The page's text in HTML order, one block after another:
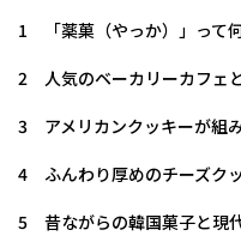
1
「薬菓（やっか）」って
2
人気のベーカリーカフェ
3
アメリカンクッキーが組
4
ふんわり厚めのチーズク
5
昔ながらの韓国菓子と現